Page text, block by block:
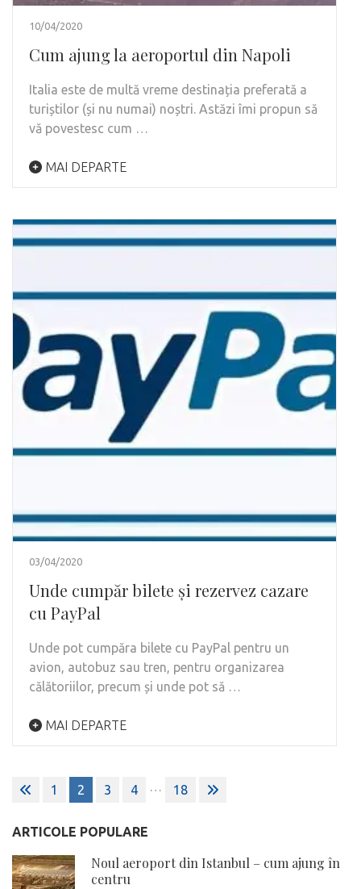
10/04/2020
Cum ajung la aeroportul din Napoli
Italia este de multă vreme destinația preferată a
turiștilor (și nu numai) noștri. Astăzi îmi propun să
vă povestesc cum …
MAI DEPARTE
03/04/2020
Unde cumpăr bilete și rezervez cazare
cu PayPal
Unde pot cumpăra bilete cu PayPal pentru un
avion, autobuz sau tren, pentru organizarea
călătoriilor, precum și unde pot să …
MAI DEPARTE
Paginație
articole
1 2 3 4 … 18
ARTICOLE POPULARE
Noul aeroport din Istanbul – cum ajung în
centru